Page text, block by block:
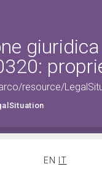
resource/
EN
IT